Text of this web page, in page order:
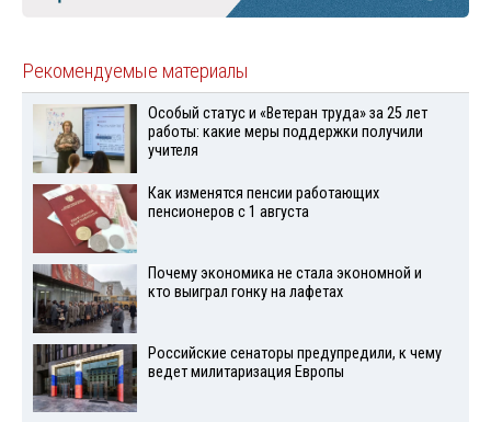
Рекомендуемые материалы
Особый статус и «Ветеран труда» за 25 лет
работы: какие меры поддержки получили
учителя
Как изменятся пенсии работающих
пенсионеров с 1 августа
Почему экономика не стала экономной и
кто выиграл гонку на лафетах
Российские сенаторы предупредили, к чему
ведет милитаризация Европы